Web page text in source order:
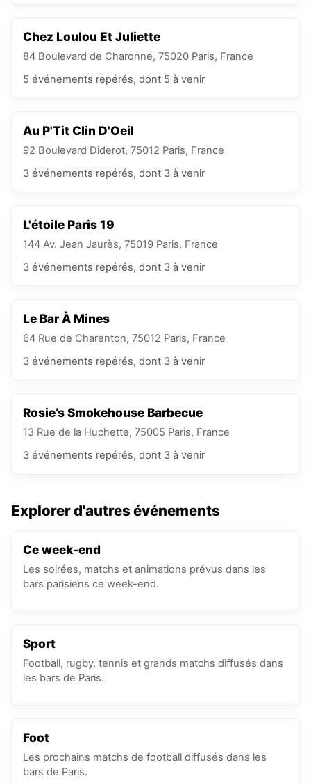
Chez Loulou Et Juliette
84 Boulevard de Charonne, 75020 Paris, France
5 événements repérés, dont 5 à venir
Au P'Tit Clin D'Oeil
92 Boulevard Diderot, 75012 Paris, France
3 événements repérés, dont 3 à venir
L'étoile Paris 19
144 Av. Jean Jaurès, 75019 Paris, France
3 événements repérés, dont 3 à venir
Le Bar À Mines
64 Rue de Charenton, 75012 Paris, France
3 événements repérés, dont 3 à venir
Rosie’s Smokehouse Barbecue
13 Rue de la Huchette, 75005 Paris, France
3 événements repérés, dont 3 à venir
Explorer d'autres événements
Ce week-end
Les soirées, matchs et animations prévus dans les
bars parisiens ce week-end.
Sport
Football, rugby, tennis et grands matchs diffusés dans
les bars de Paris.
Foot
Les prochains matchs de football diffusés dans les
bars de Paris.